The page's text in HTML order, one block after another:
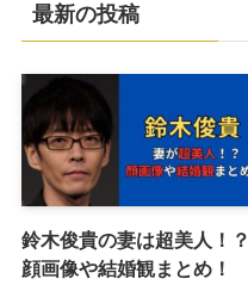
最新の投稿
鈴木俊貴の妻は超美人！？
顔画像や結婚観まとめ！